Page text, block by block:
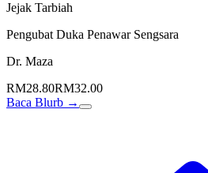
Jejak Tarbiah
Pengubat Duka Penawar Sengsara
Dr. Maza
RM28.80RM32.00
Baca Blurb →